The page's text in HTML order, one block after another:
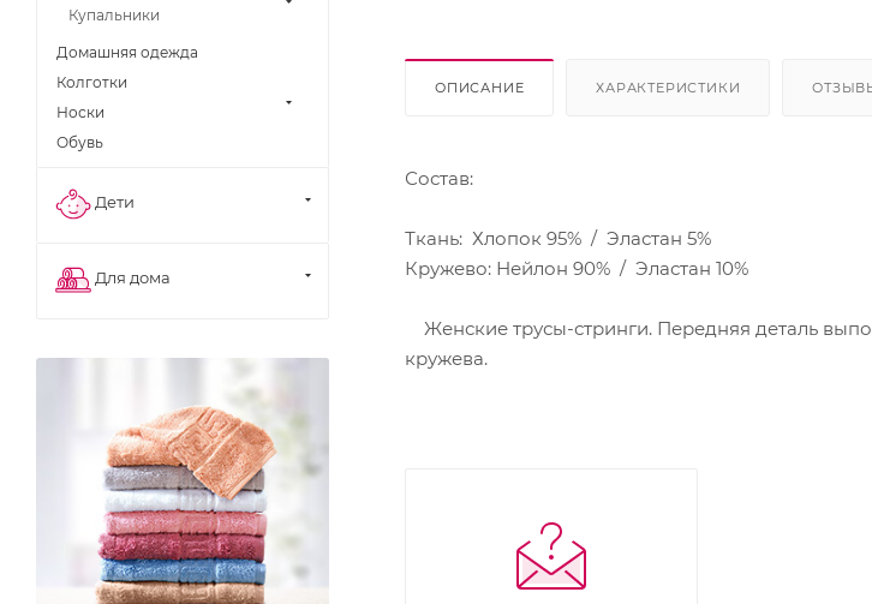
ОПИСАНИЕ ХАРАКТЕРИСТИКИ
Состав:
Ткань: Хлопок 95% / Эластан 5%
Кружево: Нейлон 90% / Эластан 10%
Женские трусы-стринги. Передняя деталь
кружева.
Купальники
Домашняя одежда
Колготки
Носки
Обувь
Дети
Для дома